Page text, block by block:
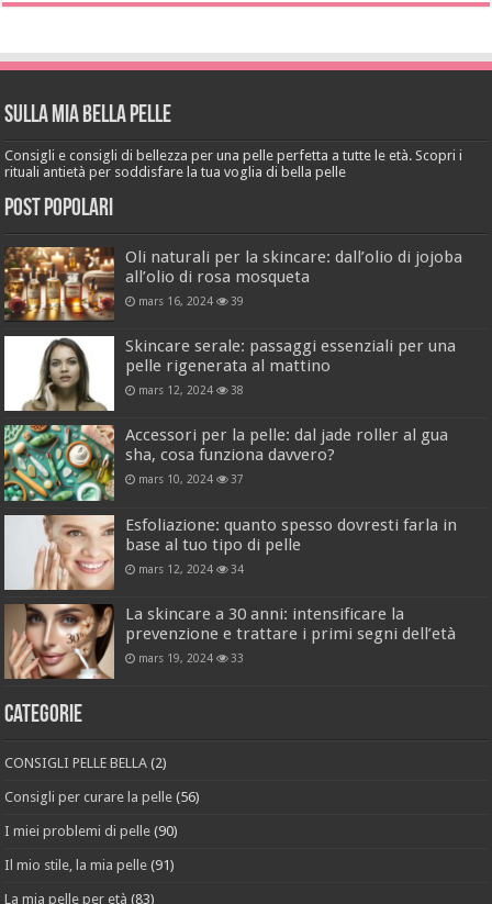
Sulla mia bella pelle
Consigli e consigli di bellezza per una pelle perfetta a tutte le età. Scopri i
rituali antietà per soddisfare la tua voglia di bella pelle
Post popolari
Oli naturali per la skincare: dall’olio di jojoba
all’olio di rosa mosqueta
mars 16, 2024 39
Skincare serale: passaggi essenziali per una
pelle rigenerata al mattino
mars 12, 2024 38
Accessori per la pelle: dal jade roller al gua
sha, cosa funziona davvero?
mars 10, 2024 37
Esfoliazione: quanto spesso dovresti farla in
base al tuo tipo di pelle
mars 12, 2024 34
La skincare a 30 anni: intensificare la
prevenzione e trattare i primi segni dell’età
mars 19, 2024 33
Categorie
CONSIGLI PELLE BELLA (2)
Consigli per curare la pelle (56)
I miei problemi di pelle (90)
Il mio stile, la mia pelle (91)
La mia pelle per età (83)